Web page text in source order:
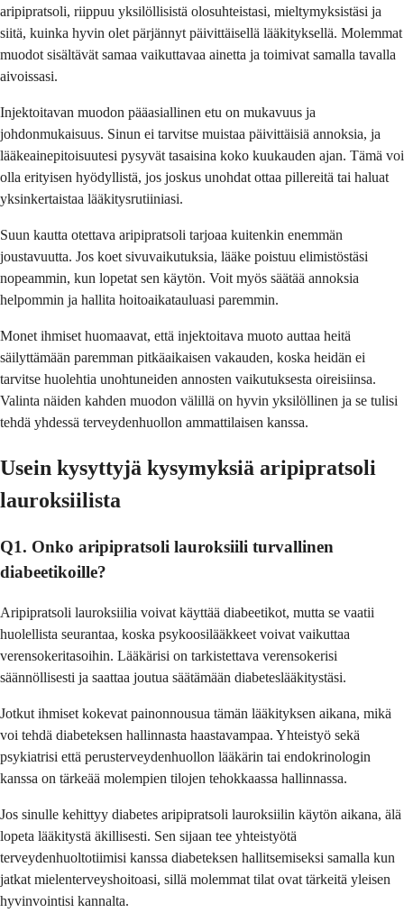
aripipratsoli, riippuu yksilöllisistä olosuhteistasi, mieltymyksistäsi ja
siitä, kuinka hyvin olet pärjännyt päivittäisellä lääkityksellä. Molemmat
muodot sisältävät samaa vaikuttavaa ainetta ja toimivat samalla tavalla
aivoissasi.
Injektoitavan muodon pääasiallinen etu on mukavuus ja
johdonmukaisuus. Sinun ei tarvitse muistaa päivittäisiä annoksia, ja
lääkeainepitoisuutesi pysyvät tasaisina koko kuukauden ajan. Tämä voi
olla erityisen hyödyllistä, jos joskus unohdat ottaa pillereitä tai haluat
yksinkertaistaa lääkitysrutiiniasi.
Suun kautta otettava aripipratsoli tarjoaa kuitenkin enemmän
joustavuutta. Jos koet sivuvaikutuksia, lääke poistuu elimistöstäsi
nopeammin, kun lopetat sen käytön. Voit myös säätää annoksia
helpommin ja hallita hoitoaikatauluasi paremmin.
Monet ihmiset huomaavat, että injektoitava muoto auttaa heitä
säilyttämään paremman pitkäaikaisen vakauden, koska heidän ei
tarvitse huolehtia unohtuneiden annosten vaikutuksesta oireisiinsa.
Valinta näiden kahden muodon välillä on hyvin yksilöllinen ja se tulisi
tehdä yhdessä terveydenhuollon ammattilaisen kanssa.
Usein kysyttyjä kysymyksiä aripipratsoli
lauroksiilista
Q1. Onko aripipratsoli lauroksiili turvallinen
diabeetikoille?
Aripipratsoli lauroksiilia voivat käyttää diabeetikot, mutta se vaatii
huolellista seurantaa, koska psykoosilääkkeet voivat vaikuttaa
verensokeritasoihin. Lääkärisi on tarkistettava verensokerisi
säännöllisesti ja saattaa joutua säätämään diabeteslääkitystäsi.
Jotkut ihmiset kokevat painonnousua tämän lääkityksen aikana, mikä
voi tehdä diabeteksen hallinnasta haastavampaa. Yhteistyö sekä
psykiatrisi että perusterveydenhuollon lääkärin tai endokrinologin
kanssa on tärkeää molempien tilojen tehokkaassa hallinnassa.
Jos sinulle kehittyy diabetes aripipratsoli lauroksiilin käytön aikana, älä
lopeta lääkitystä äkillisesti. Sen sijaan tee yhteistyötä
terveydenhuoltotiimisi kanssa diabeteksen hallitsemiseksi samalla kun
jatkat mielenterveyshoitoasi, sillä molemmat tilat ovat tärkeitä yleisen
hyvinvointisi kannalta.